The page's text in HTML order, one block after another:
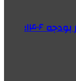
تسویه بدهی‌های صنعت دارو در بودجه ۱۴۰۶؛